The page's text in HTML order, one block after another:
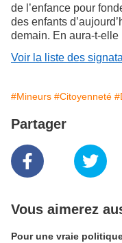
de l’enfance pour
des enfants
demain. En aura-t-
Voir la liste des
#Mineurs #Citoyenneté
Partager
Vous aimerez
Pour une vraie